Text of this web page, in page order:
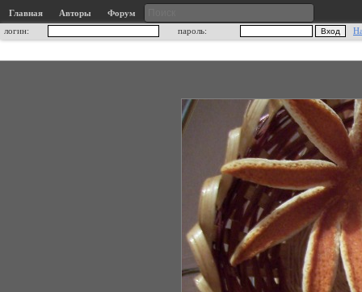
Главная Авторы
Форум
логин:
пароль: